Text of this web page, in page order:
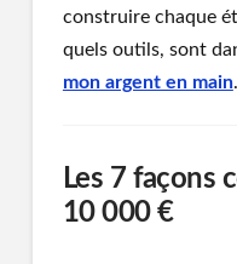
construire chaque
quels outils, sont
mon argent en main.
Les 7 façons
10 000 €